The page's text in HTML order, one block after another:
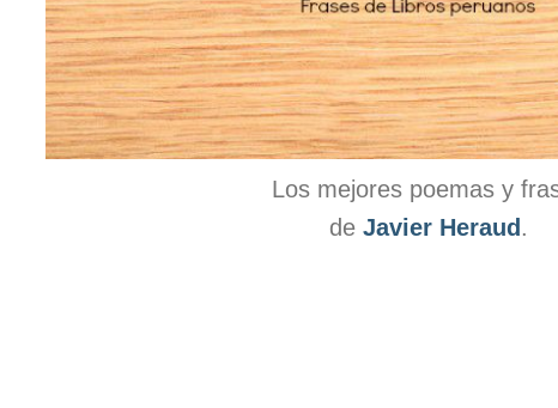
Los mejores poemas y
de Javier Heraud .